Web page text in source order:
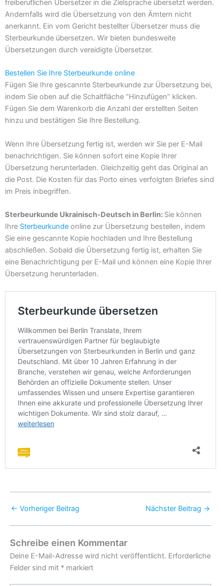
freiberuflichen Übersetzer in die Zielsprache übersetzt werden.
Andernfalls wird die Übersetzung von den Ämtern nicht
anerkannt. Ein vom Gericht bestellter Übersetzer muss die
Sterbeurkunde übersetzen. Wir bieten bundesweite
Übersetzungen durch vereidigte Übersetzer.
Bestellen Sie Ihre Sterbeurkunde online
Fügen Sie Ihre gescannte Sterbeurkunde zur Übersetzung bei,
indem Sie oben auf die Schaltfläche “Hinzufügen” klicken.
Fügen Sie dem Warenkorb die Anzahl der erstellten Seiten
hinzu und bestätigen Sie Ihre Bestellung.
Wenn Ihre Übersetzung fertig ist, werden wir Sie per E-Mail
benachrichtigen. Sie können sofort eine Kopie Ihrer
Übersetzung herunterladen. Gleichzeitig geht das Original an
die Post. Die Kosten für das Porto eines verfolgten Briefes sind
im Preis inbegriffen.
Sterbeurkunde Ukrainisch-Deutsch in Berlin: Sie können
Ihre Sterbeurkunde online zur Übersetzung bestellen, indem
Sie eine gescannte Kopie hochladen und Ihre Bestellung
abschließen. Sobald die Übersetzung fertig ist, erhalten Sie
eine Benachrichtigung per E-Mail und können eine Kopie Ihrer
Übersetzung herunterladen.
← Vorheriger Beitrag Nächster Beitrag →
Schreibe einen Kommentar
Deine E-Mail-Adresse wird nicht veröffentlicht. Erforderliche
Felder sind mit * markiert